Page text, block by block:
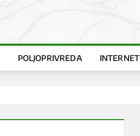
POLJOPRIVREDA INTERNET